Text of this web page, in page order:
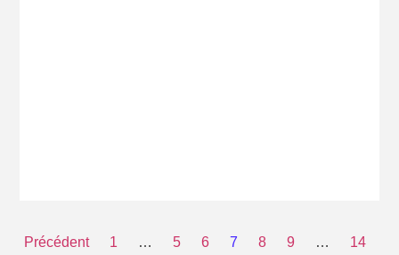
Précédent 1 … 5 6 7 8 9 …
14